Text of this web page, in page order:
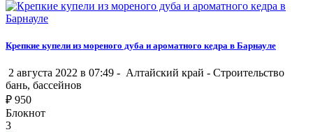
Крепкие купели из мореного дуба и ароматного кедра в Барнауле
2 августа 2022 в 07:49 - Алтайский край - Строительство
бань, бассейнов
₽ 950
Блокнот
3